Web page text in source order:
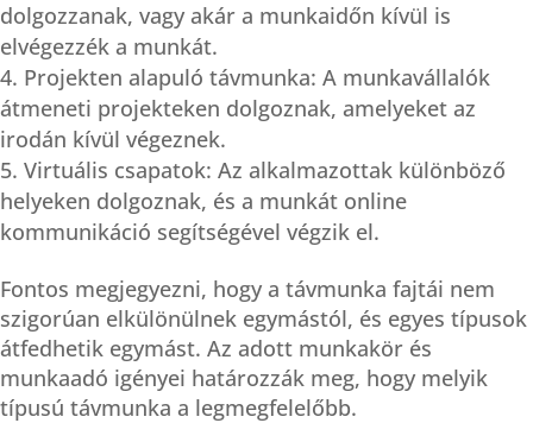
dolgozzanak, vagy akár a munkaidőn kívül is
elvégezzék a munkát.
Projekten alapuló távmunka: A munkavállalók
átmeneti projekteken dolgoznak, amelyeket az
irodán kívül végeznek.
Virtuális csapatok: Az alkalmazottak különböző
helyeken dolgoznak, és a munkát online
kommunikáció segítségével végzik el.
Fontos megjegyezni, hogy a távmunka fajtái nem
szigorúan elkülönülnek egymástól, és egyes típusok
átfedhetik egymást. Az adott munkakör és
munkaadó igényei határozzák meg, hogy melyik
típusú távmunka a legmegfelelőbb.